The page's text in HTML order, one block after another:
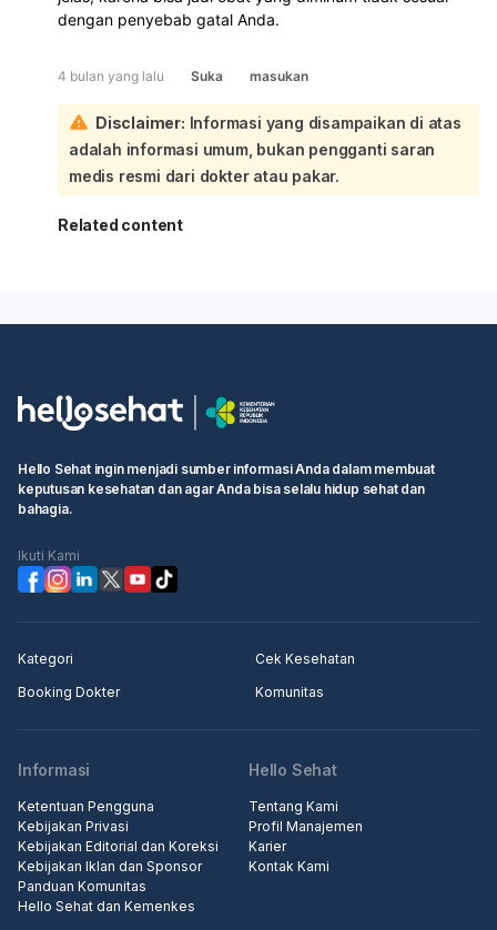
dengan penyebab gatal Anda.
4 bulan yang lalu Suka masukan
Disclaimer: Informasi yang disampaikan di atas
adalah informasi umum, bukan pengganti saran
medis resmi dari dokter atau pakar.
Related content
Hello Sehat ingin menjadi sumber informasi Anda dalam membuat
keputusan kesehatan dan agar Anda bisa selalu hidup sehat dan
bahagia.
Ikuti Kami
Kategori
Cek Kesehatan
Booking Dokter
Komunitas
Informasi
Ketentuan Pengguna
Kebijakan Privasi
Kebijakan Editorial dan Koreksi
Kebijakan Iklan dan Sponsor
Panduan Komunitas
Hello Sehat dan Kemenkes
Hello Sehat
Tentang Kami
Profil Manajemen
Karier
Kontak Kami